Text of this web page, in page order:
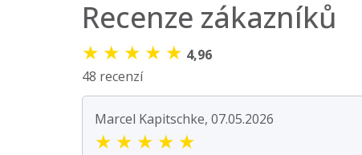
Recenze zákazníků
★ ★ ★ ★ ★ 4,96
48 recenzí
Marcel Kapitschke, 07.05.2026
★ ★ ★ ★ ★